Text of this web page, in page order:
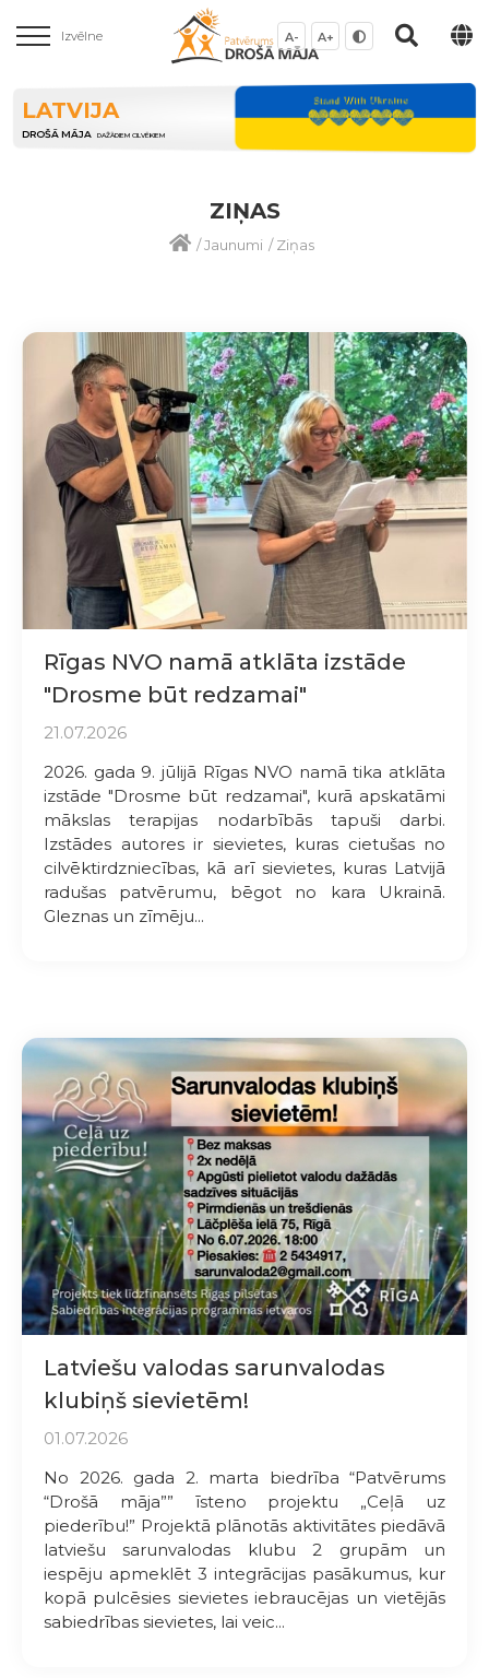
Izvēlne A- A+
LATVIJA
DROŠĀ MĀJA DAŽĀDIEM CILVĒKIEM
ZIŅAS
/Jaunumi /Ziņas
Rīgas NVO namā atklāta izstāde
"Drosme būt redzamai"
21.07.2026
2026. gada 9. jūlijā Rīgas NVO namā tika atklāta
izstāde "Drosme būt redzamai", kurā apskatāmi
mākslas terapijas nodarbībās tapuši darbi.
Izstādes autores ir sievietes, kuras cietušas no
cilvēktirdzniecības, kā arī sievietes, kuras Latvijā
radušas patvērumu, bēgot no kara Ukrainā.
Gleznas un zīmēju...
Latviešu valodas sarunvalodas
klubiņš sievietēm!
01.07.2026
No 2026. gada 2. marta biedrība “Patvērums
“Drošā māja”” īsteno projektu „Ceļā uz
piederību!” Projektā plānotās aktivitātes piedāvā
latviešu sarunvalodas klubu 2 grupām un
iespēju apmeklēt 3 integrācijas pasākumus, kur
kopā pulcēsies sievietes iebraucējas un vietējās
sabiedrības sievietes, lai veic...